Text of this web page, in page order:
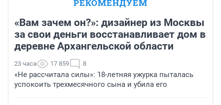
РЕКОМЕНДУЕМ
«Вам зачем он?»: дизайнер из Москвы
за свои деньги восстанавливает дом в
деревне Архангельской области
23 часа 17 859 8
«Не рассчитала силы»: 18-летняя ужурка пыталась
успокоить трехмесячного сына и убила его